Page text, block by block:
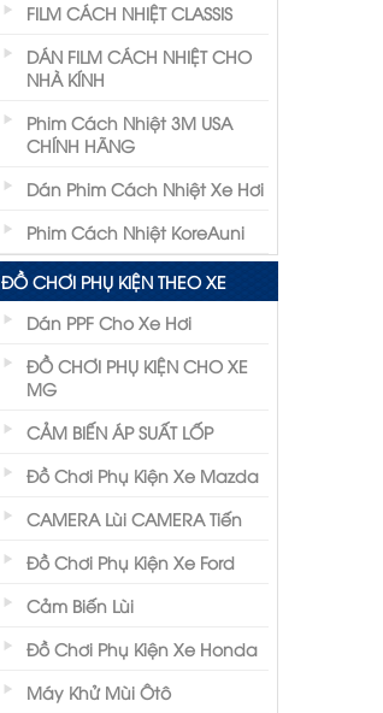
FILM CÁCH NHIỆT CLASSIS
DÁN FILM CÁCH NHIỆT CHO
NHÀ KÍNH
Phim Cách Nhiệt 3M USA
CHÍNH HÃNG
Dán Phim Cách Nhiệt Xe Hơi
Phim Cách Nhiệt KoreAuni
ĐỒ CHƠI PHỤ KIỆN THEO XE
Dán PPF Cho Xe Hơi
ĐỒ CHƠI PHỤ KIỆN CHO XE
MG
CẢM BIẾN ÁP SUẤT LỐP
Đồ Chơi Phụ Kiện Xe Mazda
CAMERA Lùi CAMERA Tiến
Đồ Chơi Phụ Kiện Xe Ford
Cảm Biến Lùi
Đồ Chơi Phụ Kiện Xe Honda
Máy Khử Mùi Ôtô